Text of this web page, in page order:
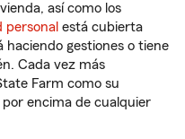
así como los
personal está cubierta
haciendo gestiones o tiene
Cada vez más
Farm como su
encima de cualquier